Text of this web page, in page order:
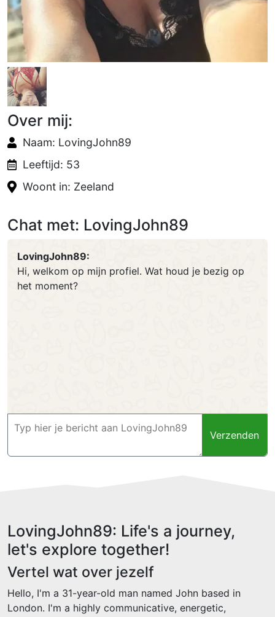
Over mij:
Naam: LovingJohn89
Leeftijd: 53
Woont in: Zeeland
Chat met: LovingJohn89
LovingJohn89:
Hi, welkom op mijn profiel. Wat houd je bezig op
het moment?
Verzenden
LovingJohn89: Life's a journey,
let's explore together!
Vertel wat over jezelf
Hello, I'm a 31-year-old man named John based in
London. I'm a highly communicative, energetic,